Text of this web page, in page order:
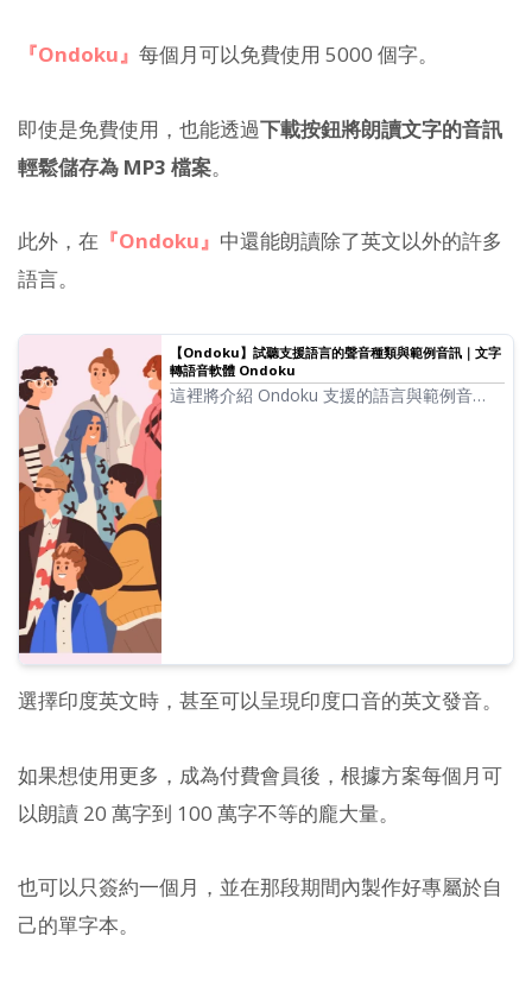
『Ondoku』 每個月可以免費使用 5000 個字。
即使是免費使用，也能透過下載按鈕將朗讀文字的音訊
輕鬆儲存為 MP3 檔案。
此外，在 『Ondoku』 中還能朗讀除了英文以外的許多
語言。
【Ondoku】試聽支援語言的聲音種類與範例音訊｜文字
轉語音軟體 Ondoku
這裡將介紹 Ondoku 支援的語言與範例音
選擇印度英文時，甚至可以呈現印度口音的英文發音。
如果想使用更多，成為付費會員後，根據方案每個月可
以朗讀 20 萬字到 100 萬字不等的龐大量。
也可以只簽約一個月，並在那段期間內製作好專屬於自
己的單字本。